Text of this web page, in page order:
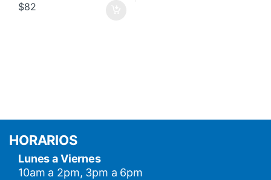
$82
HORARIOS
Lunes a Viernes
10am a 2pm, 3pm a 6pm